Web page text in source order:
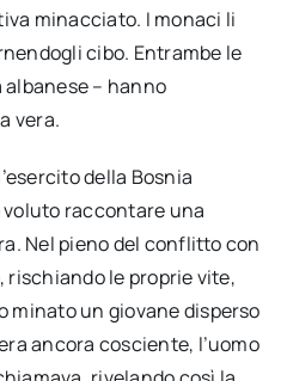
minacciato. I monaci li
cibo. Entrambe le
albanese – hanno
vera.
della Bosnia
voluto raccontare una
Nel pieno del conflitto con
rischiando le proprie vite,
minato un giovane disperso
ancora cosciente, l’uomo